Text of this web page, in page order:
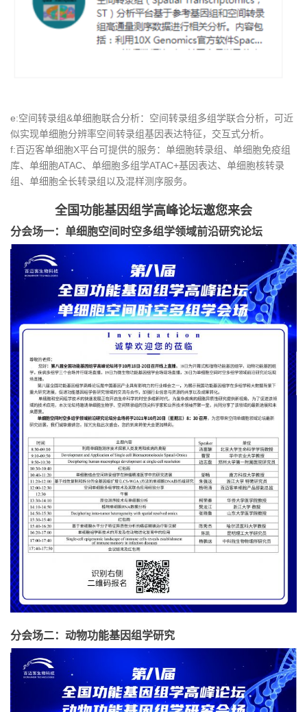
e:空间转录组&单细胞联合分析：空间转录组多组学联合分析，可近
似实现单细胞分辨率空间转录组基因表达特征，交互式分析。
f:百迈客单细胞X平台可提供的服务：单细胞转录组、单细胞免疫组
库、单细胞ATAC、单细胞多组学ATAC+基因表达、单细胞核转录
组、单细胞全长转录组以及混样测序服务。
全国功能基因组学高峰论坛邀您来会
分会场一：单细胞空间时空多组学领域前沿研究论坛
分会场二：动物功能基因组学研究